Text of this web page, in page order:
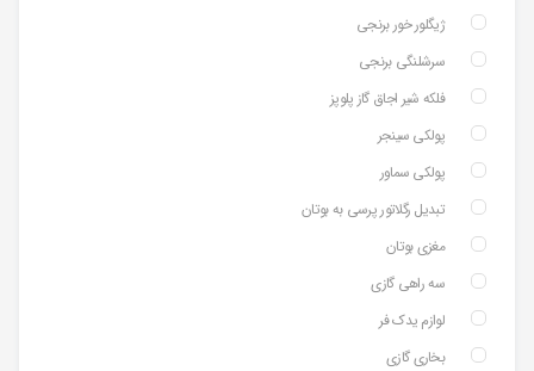
ژیگلور خور برنجی
سرشلنگی برنجی
فلکه شیر اجاق گاز پلوپز
پولکی سینجر
پولکی سماور
تبدیل رگلاتور پرسی به بوتان
مغزی بوتان
سه راهی گازی
لوازم یدک فر
بخاری گازی